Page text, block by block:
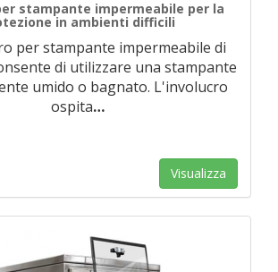
stampante impermeabile per la
in ambienti difficili
per stampante impermeabile di
di utilizzare una stampante
umido o bagnato. L'involucro
ospita…
Visualizza